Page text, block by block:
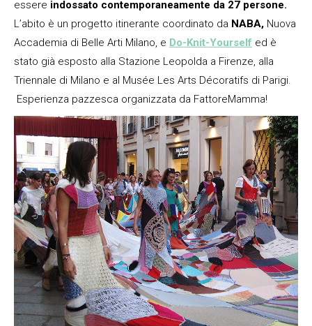
essere indossato contemporaneamente da 27 persone.
L’abito è un progetto itinerante coordinato da NABA, Nuova
Accademia di Belle Arti Milano, e Do-Knit-Yourself ed è
stato già esposto alla Stazione Leopolda a Firenze, alla
Triennale di Milano e al Musée Les Arts Décoratifs di Parigi.
Esperienza pazzesca organizzata da FattoreMamma!